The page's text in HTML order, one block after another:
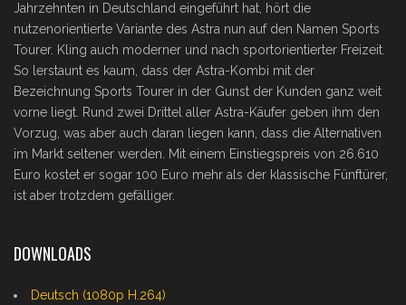
Jahrzehnten in Deutschland eingeführt hat, hört die
nutzenorientierte Variante des Astra nun auf den Namen Sports
Tourer. Kling auch moderner und nach sportorientierter Freizeit.
So lerstaunt es kaum, dass der Astra-Kombi mit der
Bezeichnung Sports Tourer in der Gunst der Kunden ganz weit
vorne liegt. Rund zwei Drittel aller Astra-Käufer geben ihm den
Vorzug, was aber auch daran liegen kann, dass die Alternativen
im Markt seltener werden. Mit einem Einstiegspreis von 26.610
Euro kostet er sogar 100 Euro mehr als der klassische Fünftürer,
ist aber trotzdem gefälliger.
DOWNLOADS
Deutsch (1080p H.264)